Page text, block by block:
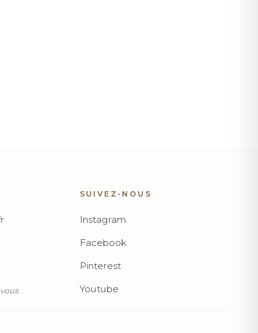
SUIVEZ-NOUS
Instagram
Facebook
Pinterest
Youtube